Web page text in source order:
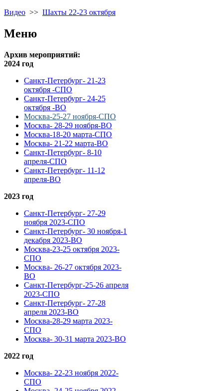
Видео >> Шахты 22-23 октября
Меню
Архив мероприятий:
2024 год
Санкт-Петербург- 21-23
октября -СПО
Санкт-Петербург- 24-25
октября -ВО
Москва-25-27 ноября-СПО
Москва- 28-29 ноября-ВО
Москва-18-20 марта-СПО
Москва- 21-22 марта-ВО
Санкт-Петербург- 8-10
апреля-СПО
Санкт-Петербург- 11-12
апреля-ВО
2023 год
Санкт-Петербург- 27-29
ноября 2023-СПО
Санкт-Петербург- 30 ноября-1
декабря 2023-ВО
Москва-23-25 октября 2023-
СПО
Москва- 26-27 октября 2023-
ВО
Санкт-Петербург-25-26 апреля
2023-СПО
Санкт-Петербург- 27-28
апреля 2023-ВО
Москва-28-29 марта 2023-
СПО
Москва- 30-31 марта 2023-ВО
2022 год
Москва- 22-23 ноября 2022-
СПО